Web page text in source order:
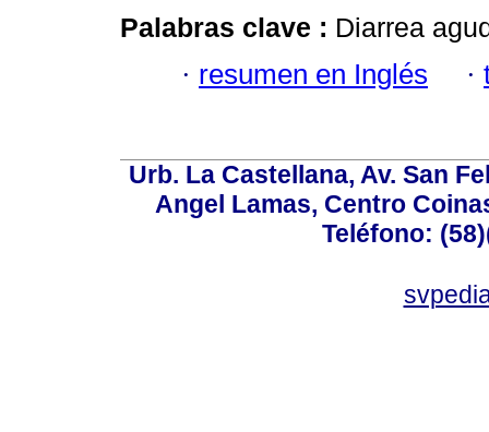
Palabras clave : Diarrea
· resumen en Inglés ·
Urb. La Castellana, Av. San
Angel Lamas, Centro
Teléfono: